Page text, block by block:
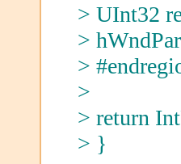
> UInt32
>
>
>
> return
> }